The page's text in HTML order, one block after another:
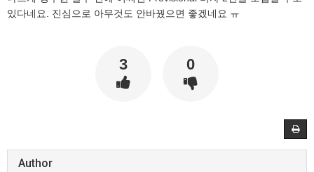
있다네요. 진심으로 아무것도 안바꿨으면 좋겠네요 ㅠ
3 0
Author